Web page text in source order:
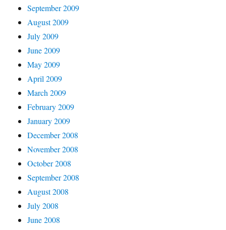
September 2009
August 2009
July 2009
June 2009
May 2009
April 2009
March 2009
February 2009
January 2009
December 2008
November 2008
October 2008
September 2008
August 2008
July 2008
June 2008